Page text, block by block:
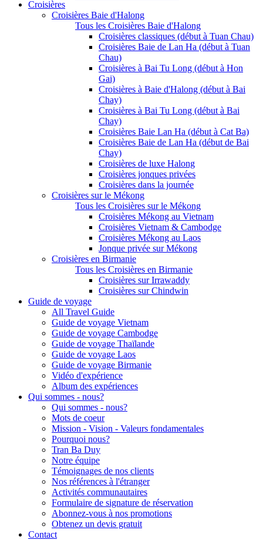
Croisières
Croisières Baie d'Halong
Tous les Croisières Baie d'Halong
Croisières classiques (début à Tuan Chau)
Croisières Baie de Lan Ha (début à Tuan
Chau)
Croisières à Bai Tu Long (début à Hon
Gai)
Croisières à Baie d'Halong (début à Bai
Chay)
Croisières à Bai Tu Long (début à Bai
Chay)
Croisières Baie Lan Ha (début à Cat Ba)
Croisières Baie de Lan Ha (début de Bai
Chay)
Croisières de luxe Halong
Croisières jonques privées
Croisières dans la journée
Croisières sur le Mékong
Tous les Croisières sur le Mékong
Croisières Mékong au Vietnam
Croisières Vietnam & Cambodge
Croisières Mékong au Laos
Jonque privée sur Mékong
Croisières en Birmanie
Tous les Croisières en Birmanie
Croisières sur Irrawaddy
Croisières sur Chindwin
Guide de voyage
All Travel Guide
Guide de voyage Vietnam
Guide de voyage Cambodge
Guide de voyage Thaïlande
Guide de voyage Laos
Guide de voyage Birmanie
Vidéo d'expérience
Album des expériences
Qui sommes - nous?
Qui sommes - nous?
Mots de coeur
Mission - Vision - Valeurs fondamentales
Pourquoi nous?
Tran Ba Duy
Notre équipe
Témoignages de nos clients
Nos références à l'étranger
Activités communautaires
Formulaire de signature de réservation
Abonnez-vous à nos promotions
Obtenez un devis gratuit
Contact